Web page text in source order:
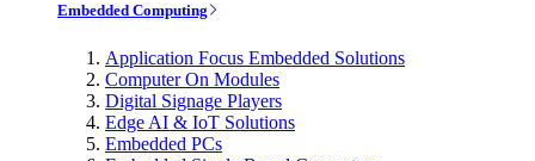
Embedded Computing
Application Focus Embedded Solutions
Computer On Modules
Digital Signage Players
Edge AI & IoT Solutions
Embedded PCs